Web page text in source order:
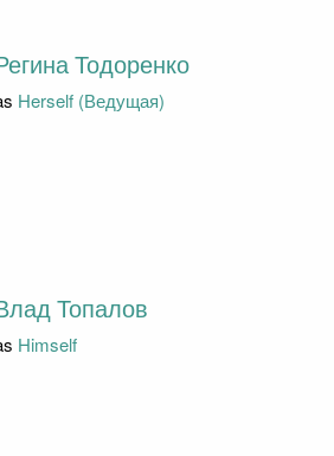
Тодоренко
Herself (Ведущая)
Топалов
Himself